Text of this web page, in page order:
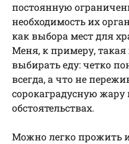
постоянную
необходимость их
как выбора мест для
Меня, к примеру,
выбирать еду: четко
всегда, а что не
сорокаградусную
обстоятельствах.
Можно легко прожить